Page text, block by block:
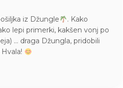
iz Džungle
. Kako
lepi primerki, kakšen vonj po
… draga Džungla, pridobili